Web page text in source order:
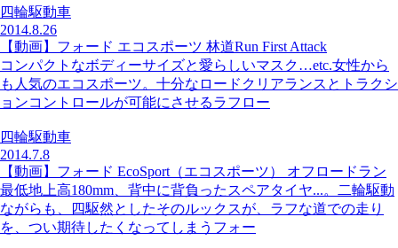
四輪駆動車
2014.8.26
【動画】フォード エコスポーツ 林道Run First Attack
コンパクトなボディーサイズと愛らしいマスク…etc.女性から
も人気のエコスポーツ­。十分なロードクリアランスとトラクシ
ョンコントロールが可能にさせるラフロー
四輪駆動車
2014.7.8
【動画】フォード EcoSport（エコスポーツ） オフロードラン
最低地上高180mm、背中に背負ったスペアタイヤ...。二輪駆動
ながらも、四駆然­としたそのルックスが、ラフな道での走り
を、つい期待したくなってしまうフォー